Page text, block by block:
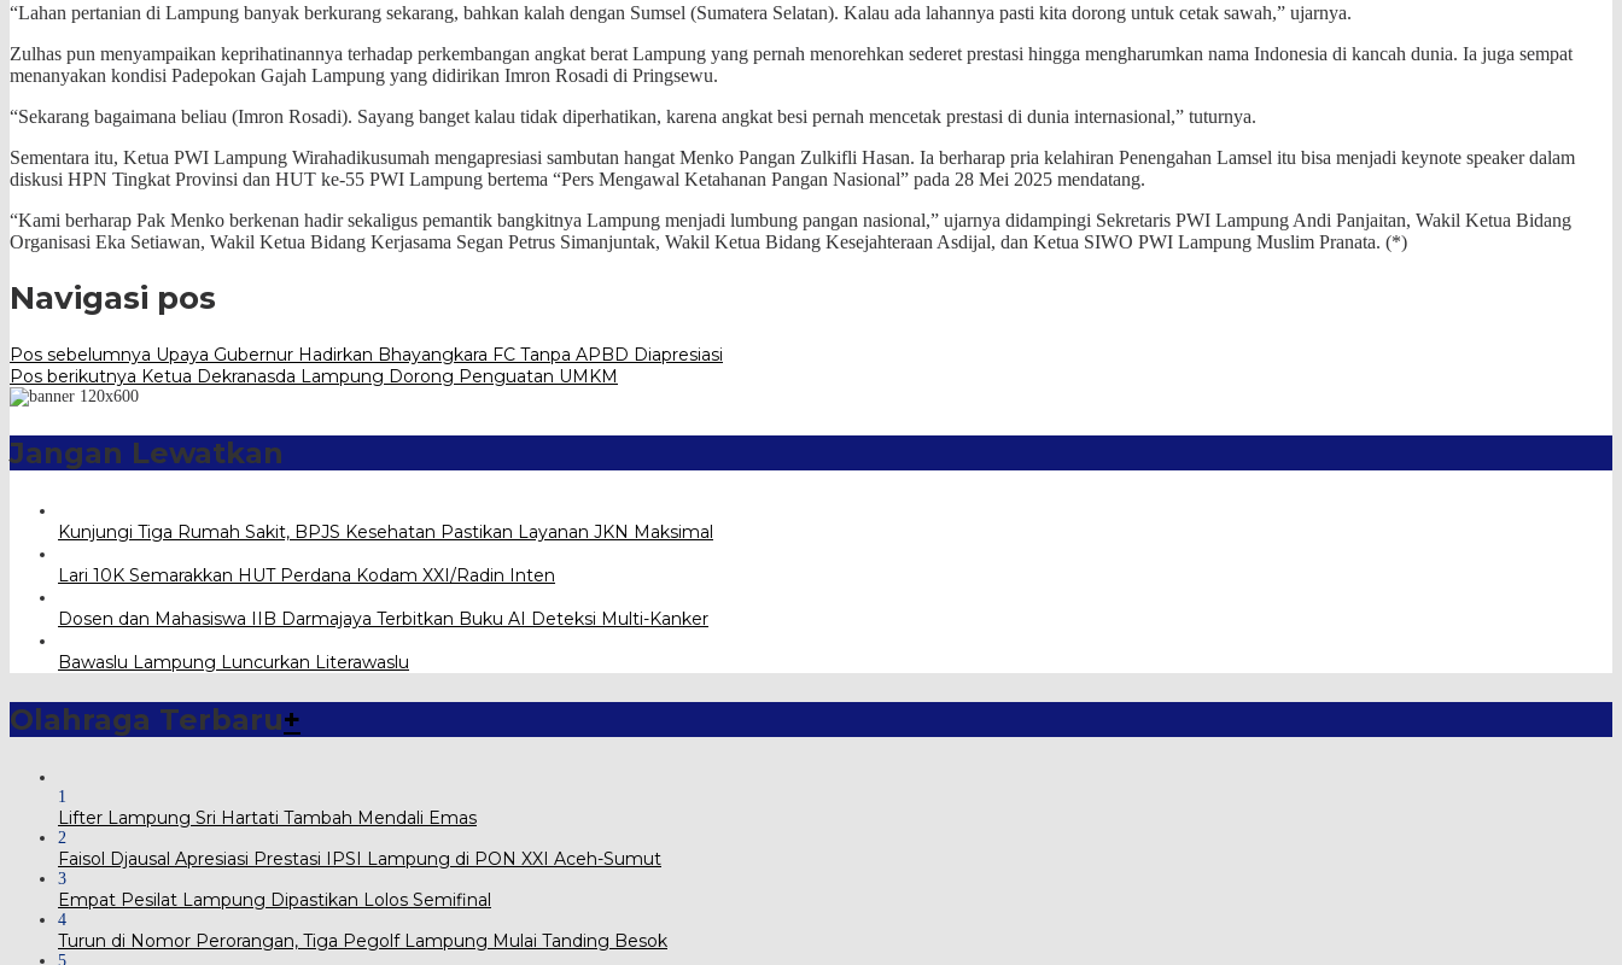
“Lahan pertanian di Lampung banyak berkurang sekarang, bahkan kalah dengan Sumsel (Sumatera Selatan). Kalau ada lahannya pasti kita dorong untuk cetak sawah,” ujarnya.
Zulhas pun menyampaikan keprihatinannya terhadap perkembangan angkat berat Lampung yang pernah menorehkan sederet prestasi hingga mengharumkan nama Indonesia di kancah dunia. Ia juga sempat
menanyakan kondisi Padepokan Gajah Lampung yang didirikan Imron Rosadi di Pringsewu.
“Sekarang bagaimana beliau (Imron Rosadi). Sayang banget kalau tidak diperhatikan, karena angkat besi pernah mencetak prestasi di dunia internasional,” tuturnya.
Sementara itu, Ketua PWI Lampung Wirahadikusumah mengapresiasi sambutan hangat Menko Pangan Zulkifli Hasan. Ia berharap pria kelahiran Penengahan Lamsel itu bisa menjadi keynote speaker dalam
diskusi HPN Tingkat Provinsi dan HUT ke-55 PWI Lampung bertema “Pers Mengawal Ketahanan Pangan Nasional” pada 28 Mei 2025 mendatang.
“Kami berharap Pak Menko berkenan hadir sekaligus pemantik bangkitnya Lampung menjadi lumbung pangan nasional,” ujarnya didampingi Sekretaris PWI Lampung Andi Panjaitan, Wakil Ketua Bidang
Organisasi Eka Setiawan, Wakil Ketua Bidang Kerjasama Segan Petrus Simanjuntak, Wakil Ketua Bidang Kesejahteraan Asdijal, dan Ketua SIWO PWI Lampung Muslim Pranata. (*)
Navigasi pos
Pos sebelumnya Upaya Gubernur Hadirkan Bhayangkara FC Tanpa APBD Diapresiasi
Pos berikutnya Ketua Dekranasda Lampung Dorong Penguatan UMKM
Jangan Lewatkan
Kunjungi Tiga Rumah Sakit, BPJS Kesehatan Pastikan Layanan JKN Maksimal
Lari 10K Semarakkan HUT Perdana Kodam XXI/Radin Inten
Dosen dan Mahasiswa IIB Darmajaya Terbitkan Buku AI Deteksi Multi-Kanker
Bawaslu Lampung Luncurkan Literawaslu
Olahraga Terbaru+
1
Lifter Lampung Sri Hartati Tambah Mendali Emas
2
Faisol Djausal Apresiasi Prestasi IPSI Lampung di PON XXI Aceh-Sumut
3
Empat Pesilat Lampung Dipastikan Lolos Semifinal
4
Turun di Nomor Perorangan, Tiga Pegolf Lampung Mulai Tanding Besok
5